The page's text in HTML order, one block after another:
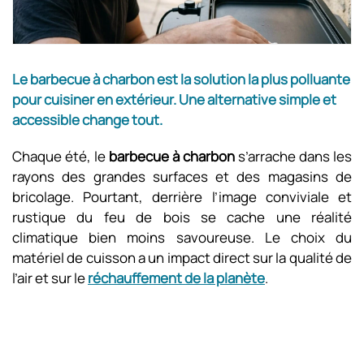
Le barbecue à charbon est la solution la plus polluante
pour cuisiner en extérieur. Une alternative simple et
accessible change tout.
Chaque été, le barbecue à charbons’arrache dans les
rayons des grandes surfaces et des magasins de
bricolage. Pourtant, derrière l’image conviviale et
rustique du feu de bois se cache une réalité
climatique bien moins savoureuse. Le choix du
matériel de cuisson a un impact direct sur la qualité de
l’air et sur leréchauffement de la planète.